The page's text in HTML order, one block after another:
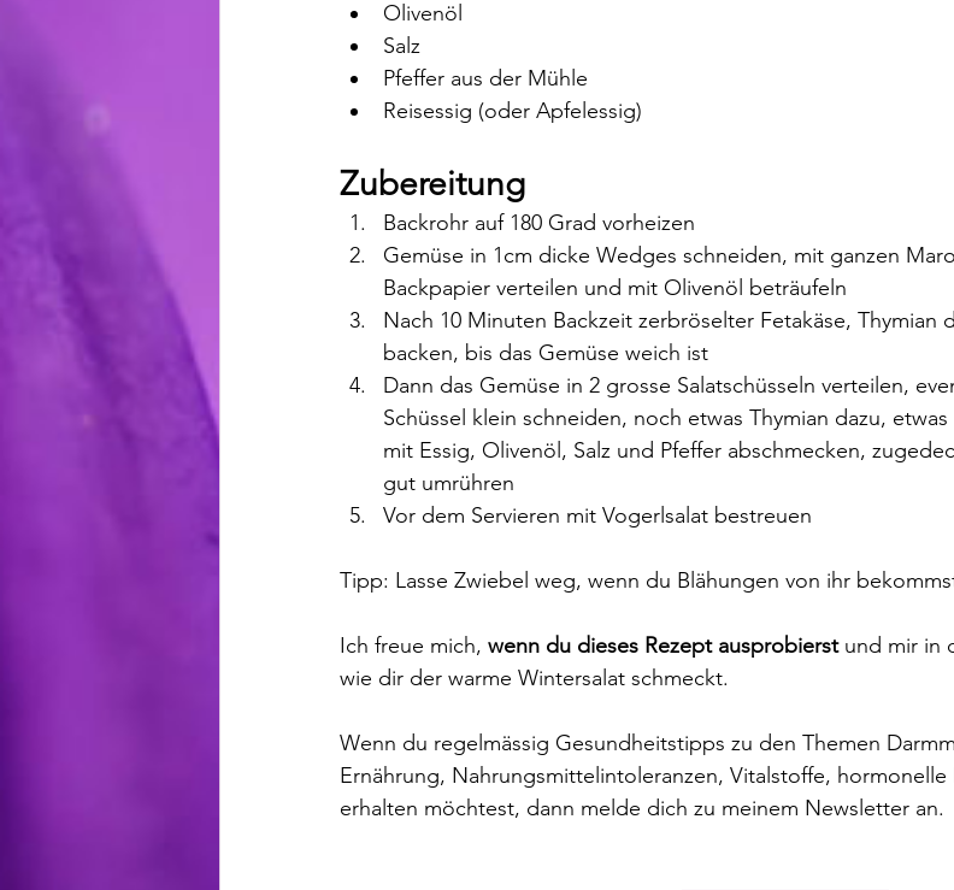
Olivenöl
Salz
Pfeffer aus der Mühle
Reisessig (oder Apfelessig)
Zubereitung
Backrohr auf 180 Grad vorheizen
Gemüse in 1cm dicke Wedges schneiden, mit ganzen
Backpapier verteilen und mit Olivenöl beträufeln
Nach 10 Minuten Backzeit zerbröselter Fetakäse, Thymian
backen, bis das Gemüse weich ist
Dann das Gemüse in 2 grosse Salatschüsseln verteilen,
Schüssel klein schneiden, noch etwas Thymian dazu,
mit Essig, Olivenöl, Salz und Pfeffer abschmecken,
gut umrühren
Vor dem Servieren mit Vogerlsalat bestreuen
Tipp: Lasse Zwiebel weg, wenn du Blähungen von ihr
Ich freue mich, wenn du dieses Rezept ausprobierst und mir in
wie dir der warme Wintersalat schmeckt.
Wenn du regelmässig Gesundheitstipps zu den Themen
Ernährung, Nahrungsmittelintoleranzen, Vitalstoffe, hormonelle
erhalten möchtest, dann melde dich zu meinem Newsletter an.